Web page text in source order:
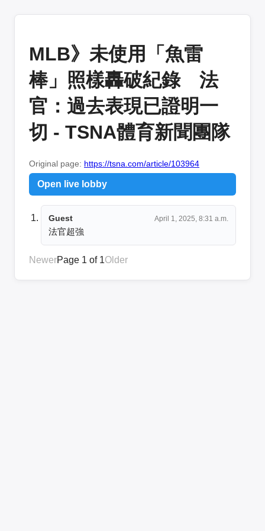
MLB》未使用「魚雷
棒」照樣轟破紀錄 法
官：過去表現已證明一
切 - TSNA體育新聞團隊
Original page: https://tsna.com/article/103964
Open live lobby
Guest April 1, 2025, 8:31 a.m.
法官超強
NewerPage 1 of 1Older